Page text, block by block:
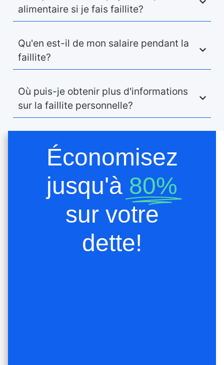
alimentaire si je fais faillite?
Qu'en est-il de mon salaire pendant la
faillite?
Où puis-je obtenir plus d'informations
sur la faillite personnelle?
Économisez
jusqu'à 80%
sur votre
dette!